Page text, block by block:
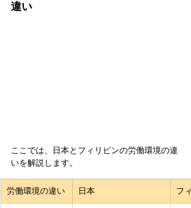
違い
ここでは、日本とフィリピンの労働環境の違
いを解説します。
労働環境の違い 日本 フ